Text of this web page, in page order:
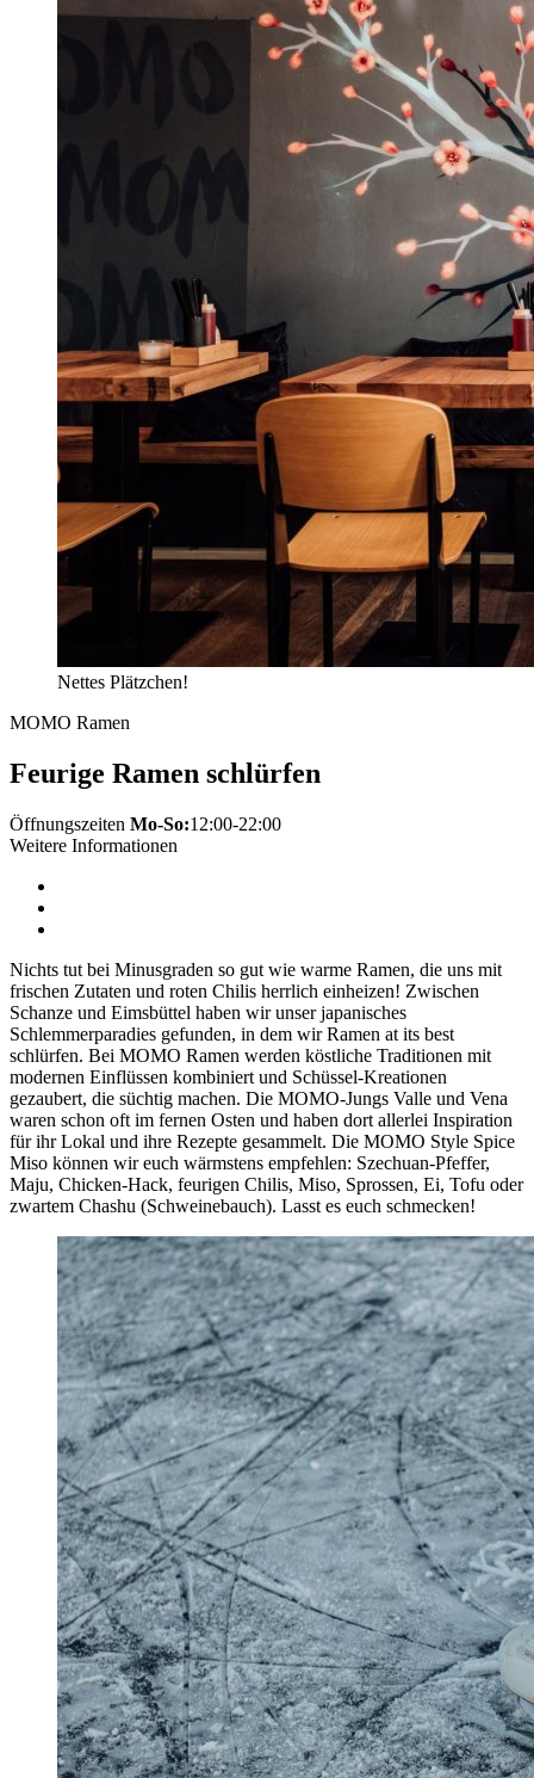
Nettes Plätzchen!
MOMO Ramen
Feurige Ramen schlürfen
Öffnungszeiten Mo-So:12:00-22:00
Weitere Informationen
Nichts tut bei Minusgraden so gut wie warme Ramen, die uns mit
frischen Zutaten und roten Chilis herrlich einheizen! Zwischen
Schanze und Eimsbüttel haben wir unser japanisches
Schlemmerparadies gefunden, in dem wir Ramen at its best
schlürfen. Bei MOMO Ramen werden köstliche Traditionen mit
modernen Einflüssen kombiniert und Schüssel-Kreationen
gezaubert, die süchtig machen. Die MOMO-Jungs Valle und Vena
waren schon oft im fernen Osten und haben dort allerlei Inspiration
für ihr Lokal und ihre Rezepte gesammelt. Die MOMO Style Spice
Miso können wir euch wärmstens empfehlen: Szechuan-Pfeffer,
Maju, Chicken-Hack, feurigen Chilis, Miso, Sprossen, Ei, Tofu oder
zwartem Chashu (Schweinebauch). Lasst es euch schmecken!